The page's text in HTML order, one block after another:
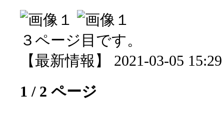
３ページ目です。
【最新情報】 2021-03-05
1 / 2 ページ